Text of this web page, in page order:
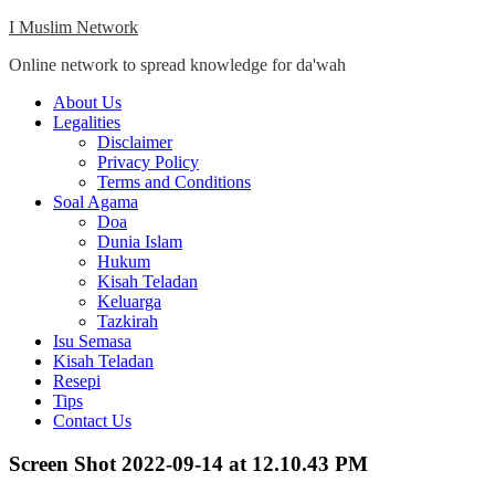
Skip
content
I Muslim Network
Online network to spread knowledge for da'wah
Close
Menu
About Us
Legalities
Disclaimer
Privacy Policy
Terms and Conditions
Soal Agama
Doa
Dunia Islam
Hukum
Kisah Teladan
Keluarga
Tazkirah
Isu Semasa
Kisah Teladan
Resepi
Tips
Contact Us
Screen Shot 2022-09-14 at 12.10.43 PM